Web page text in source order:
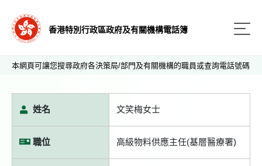
香港特別行政區政府及有關機構電話簿
本網頁可讓您搜尋政府各決策局/部門及有關機構的職員或查詢電話號碼
姓名 文笑梅女士
職位 高級物料供應主任(基層醫療署)